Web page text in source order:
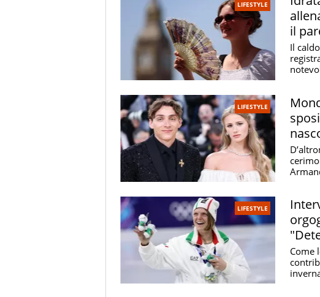
LIFESTYLE
il
Il
LIFESTYLE
tre
LIFESTYLE
Come